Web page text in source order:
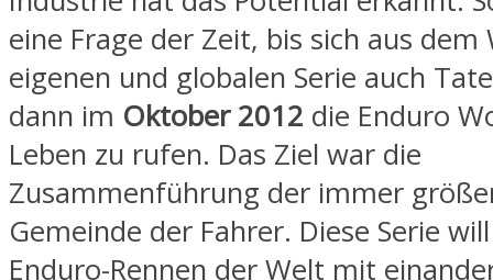
eine Frage der Zeit, bis sich aus dem
eigenen und globalen Serie auch
dann im Oktober 2012 die Enduro
Leben zu rufen. Das Ziel war die
Zusammenführung der immer
Gemeinde der Fahrer. Diese Serie
Enduro-Rennen der Welt mit